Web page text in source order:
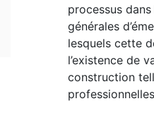
processus
générales
lesquels cette
l’existence de
construction